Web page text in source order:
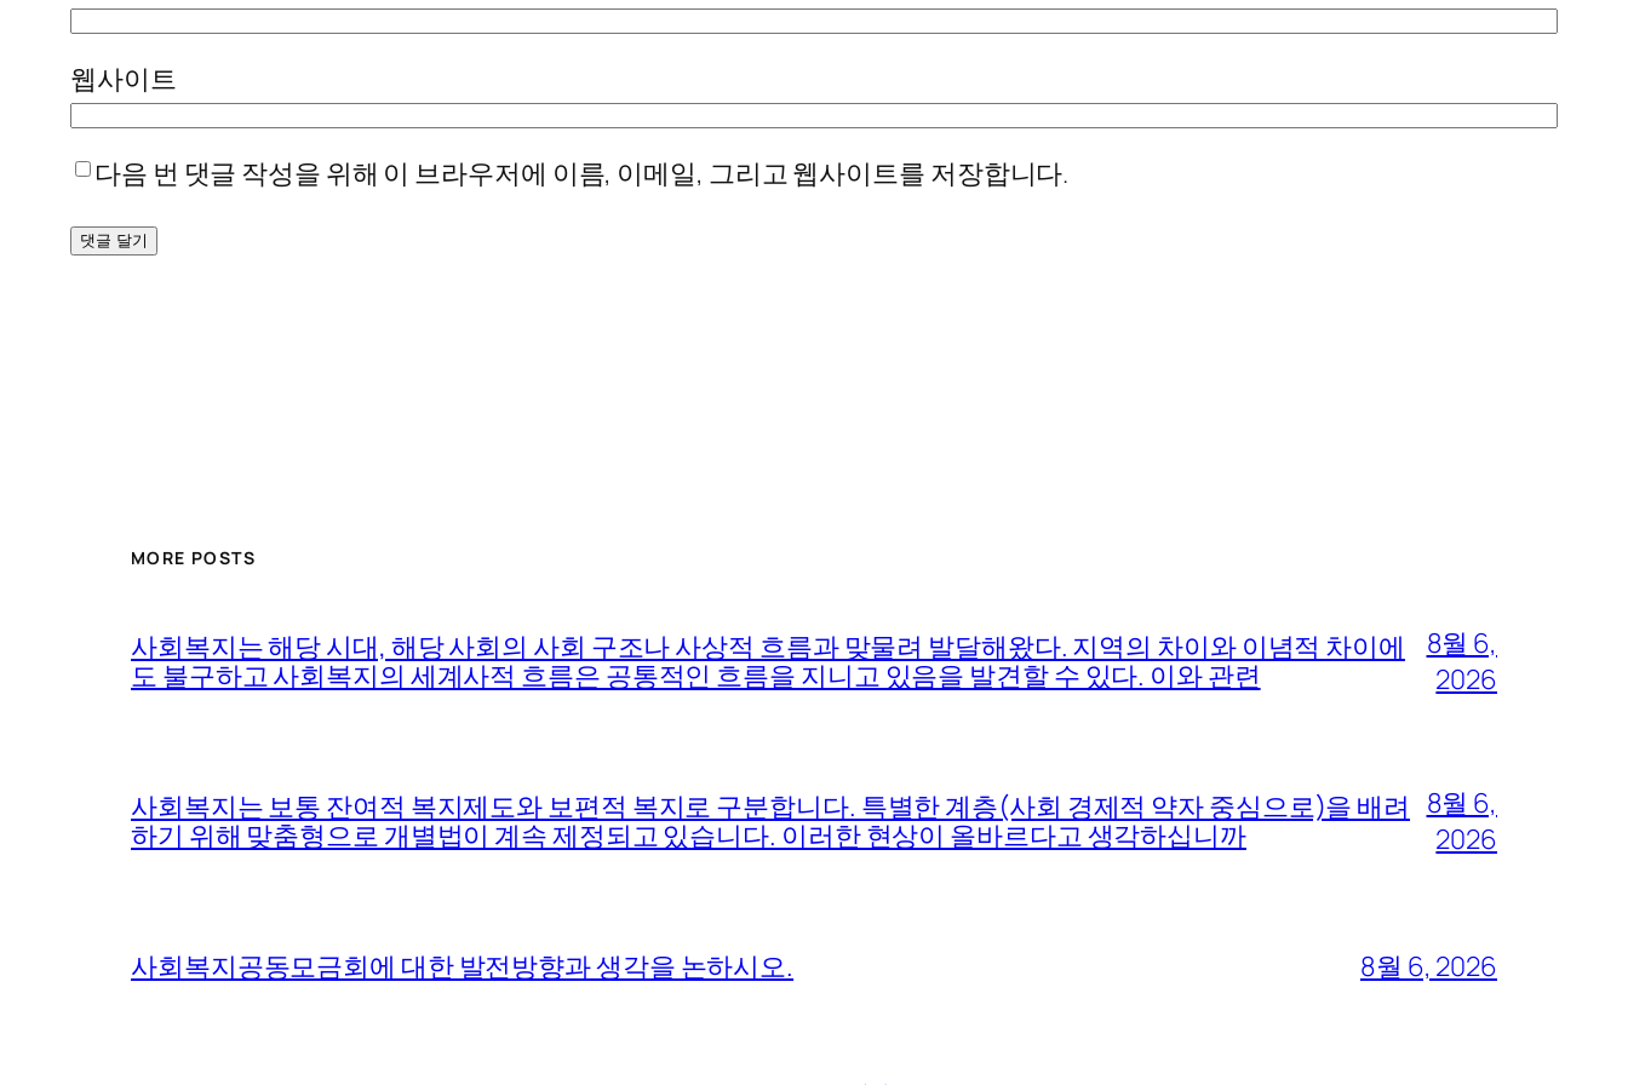
웹사이트
다음 번 댓글 작성을 위해 이 브라우저에 이름, 이메일, 그리고 웹사이트를 저장합니다.
MORE POSTS
사회복지는 해당 시대, 해당 사회의 사회 구조나 사상적 흐름과 맞물려 발달해왔다. 지역의 차이와 이념적 차이에
도 불구하고 사회복지의 세계사적 흐름은 공통적인 흐름을 지니고 있음을 발견할 수 있다. 이와 관련
8월 6,
2026
사회복지는 보통 잔여적 복지제도와 보편적 복지로 구분합니다. 특별한 계층(사회 경제적 약자 중심으로)을 배려
하기 위해 맞춤형으로 개별법이 계속 제정되고 있습니다. 이러한 현상이 올바르다고 생각하십니까
8월 6,
2026
사회복지공동모금회에 대한 발전방향과 생각을 논하시오. 8월 6, 2026